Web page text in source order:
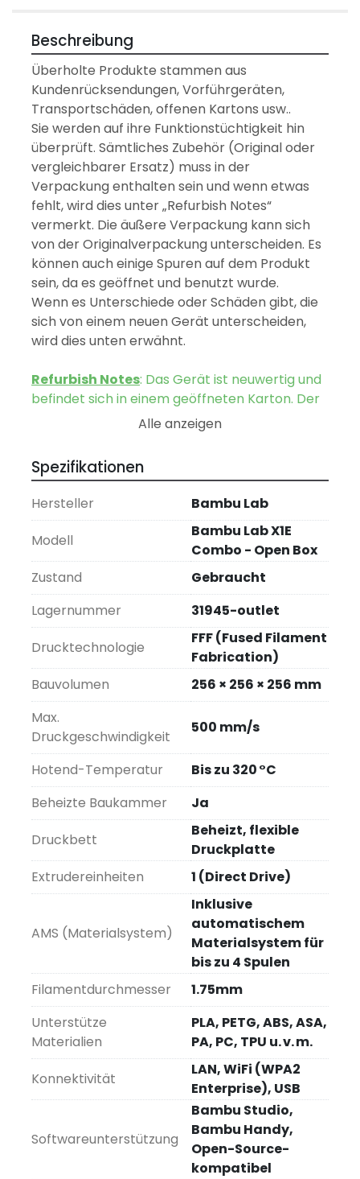
Beschreibung
Überholte Produkte stammen aus
Kundenrücksendungen, Vorführgeräten,
Transportschäden, offenen Kartons usw..
Sie werden auf ihre Funktionstüchtigkeit hin
überprüft. Sämtliches Zubehör (Original oder
vergleichbarer Ersatz) muss in der
Verpackung enthalten sein und wenn etwas
fehlt, wird dies unter „Refurbish Notes“
vermerkt. Die äußere Verpackung kann sich
von der Originalverpackung unterscheiden. Es
können auch einige Spuren auf dem Produkt
sein, da es geöffnet und benutzt wurde.
Wenn es Unterschiede oder Schäden gibt, die
sich von einem neuen Gerät unterscheiden,
wird dies unten erwähnt.
Refurbish Notes: Das Gerät ist neuwertig und
befindet sich in einem geöffneten Karton. Der
Drucker wurde nicht benutzt, lediglich der
Karton wurde geöffnet. Alle Zubehörteile,
einschließlich aller 3 versiegelten
Filamentrollen und sd-Karte sind enthalten.
Bambu Lab X1E –
Hochpräziser 3D-Druck für
professionelle Anwendungen
Der Bambu Lab X1E
ist ein fortschrittlicher
FFF-3D-Drucker, der speziell für den
professionellen und industriellen Einsatz
konzipiert wurde. Basierend auf dem
bewährten X1 Carbon, wurde das Modell
um entscheidende Funktionen erweitert, die
ihn für anspruchsvolle Fertigungsumgebungen
prädestinieren.
Mit einem geschlossenen und beheizten
Bauraum, einer auf 320 °C erhöhbaren
Hotend-Temperatur
, fortschrittlicher
Konnektivität und WLAN-Sicherheitsstandards
zuverlässige Plattform für die Verarbeitung
technischer Materialien mit hoher Präzision
und Wiederholbarkeit.
Alle anzeigen
Spezifikationen
Hersteller
Bambu Lab
Modell
Bambu Lab X1E
Combo - Open Box
Zustand
Gebraucht
Lagernummer
31945-outlet
Drucktechnologie
FFF (Fused Filament
Fabrication)
Bauvolumen
256 × 256 × 256 mm
Max.
Druckgeschwindigkeit
500 mm/s
Hotend-Temperatur
Bis zu 320 °C
Beheizte Baukammer
Ja
Druckbett
Beheizt, flexible
Druckplatte
Extrudereinheiten
1 (Direct Drive)
AMS (Materialsystem)
Inklusive
automatischem
Materialsystem für
bis zu 4 Spulen
Filamentdurchmesser
1.75mm
Unterstütze
Materialien
PLA, PETG, ABS, ASA,
PA, PC, TPU u. v. m.
Konnektivität
LAN, WiFi (WPA2
Enterprise), USB
Softwareunterstützung
Bambu Studio,
Bambu Handy,
Open-Source-
kompatibel